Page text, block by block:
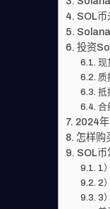
SOL币
投资
现
质
抵
合
2024
怎样购
SOL币
1
2
3